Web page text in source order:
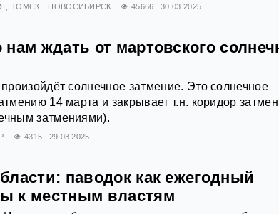
ТОМСК НОВОСИБИРСК 45666 30.03.2025
ждать от мартовского
солнечное затмение. Это солнечное
14 марта и закрывает т.н. коридор
затмениями).
4315 29.03.2025
паводок как ежегодный
к местным властям